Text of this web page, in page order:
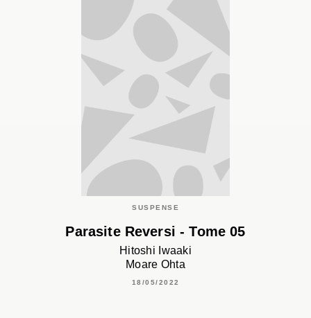
SUSPENSE
Parasite Reversi - Tome 05
Hitoshi Iwaaki
Moare Ohta
18/05/2022